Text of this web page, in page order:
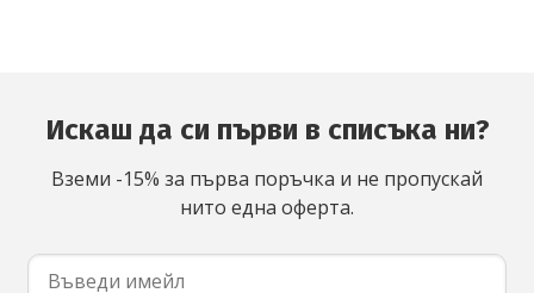
Искаш да си първи в списъка ни?
Вземи -15% за първа поръчка и не пропускай
нито една оферта.